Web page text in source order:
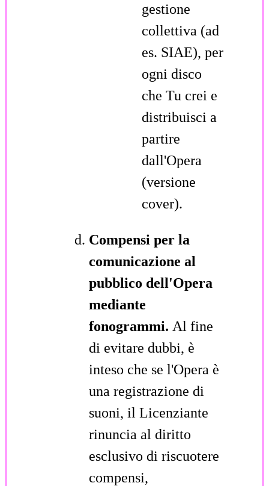
gestione
collettiva (ad
es. SIAE), per
ogni disco
che Tu crei e
distribuisci a
partire
dall'Opera
(versione
cover).
Compensi per la
comunicazione al
pubblico dell'Opera
mediante
fonogrammi. Al fine
di evitare dubbi, è
inteso che se l'Opera è
una registrazione di
suoni, il Licenziante
rinuncia al diritto
esclusivo di riscuotere
compensi,